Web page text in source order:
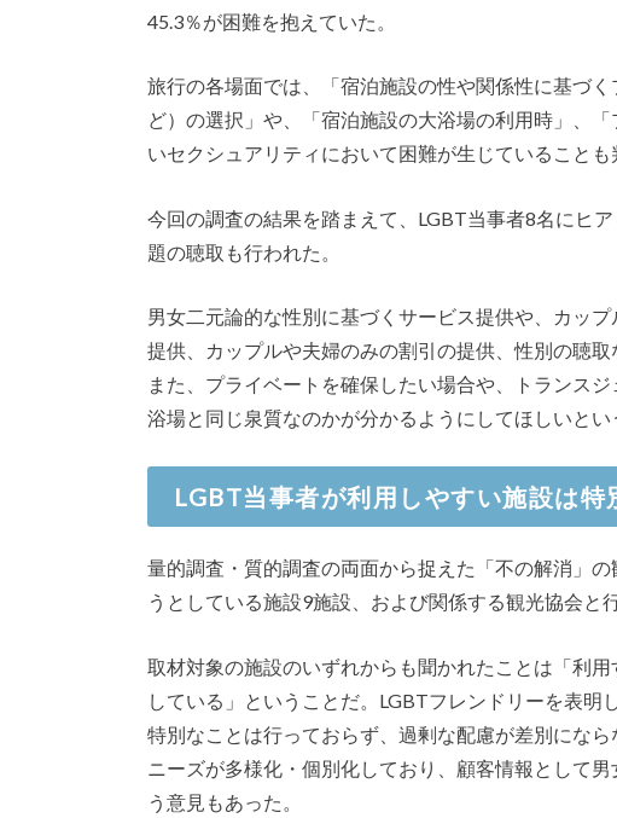
45.3％が困難を抱えていた。
旅行の各場面では、「宿泊施設の性や関係性に基づ
ど）の選択」や、「宿泊施設の大浴場の利用時」、
いセクシュアリティにおいて困難が生じていることも
今回の調査の結果を踏まえて、LGBT当事者8名にヒ
題の聴取も行われた。
男女二元論的な性別に基づくサービス提供や、カッ
提供、カップルや夫婦のみの割引の提供、性別の聴
また、プライベートを確保したい場合や、トランス
浴場と同じ泉質なのかが分かるようにしてほしいとい
LGBT当事者が利用しやすい施設は
量的調査・質的調査の両面から捉えた「不の解消」
うとしている施設9施設、および関係する観光協会と
取材対象の施設のいずれからも聞かれたことは「利
している」ということだ。LGBTフレンドリーを表明
特別なことは行っておらず、過剰な配慮が差別にな
ニーズが多様化・個別化しており、顧客情報として
う意見もあった。